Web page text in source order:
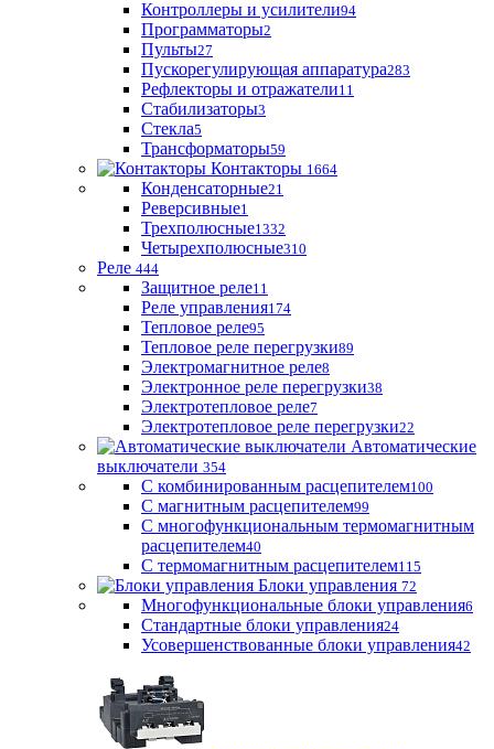
Контроллеры и усилители94
Программаторы2
Пульты27
Пускорегулирующая аппаратура283
Рефлекторы и отражатели11
Стабилизаторы3
Стекла5
Трансформаторы59
Контакторы 1664
Конденсаторные21
Реверсивные1
Трехполюсные1332
Четырехполюсные310
Реле 444
Защитное реле11
Реле управления174
Тепловое реле95
Тепловое реле перегрузки89
Электромагнитное реле8
Электронное реле перегрузки38
Электротепловое реле7
Электротепловое реле перегрузки22
Автоматические
выключатели 354
С комбинированным расцепителем100
С магнитным расцепителем99
С многофункциональным термомагнитным
расцепителем40
С термомагнитным расцепителем115
Блоки управления 72
Многофункциональные блоки управления6
Стандартные блоки управления24
Усовершенствованные блоки управления42